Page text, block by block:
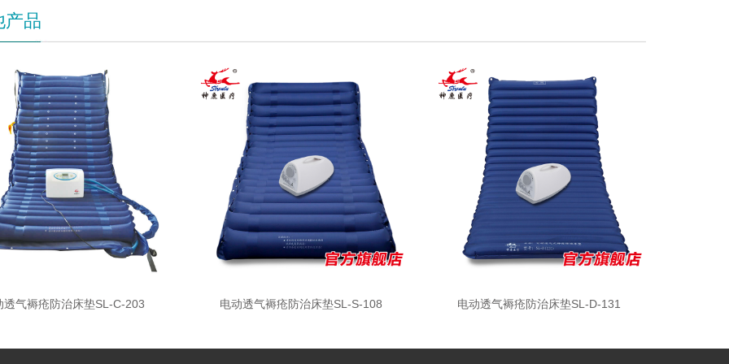
产品
透气褥疮防治床垫SL-C-203 电动透气褥疮防治床垫SL-S-108 电动透气褥疮防治床垫SL-D-131